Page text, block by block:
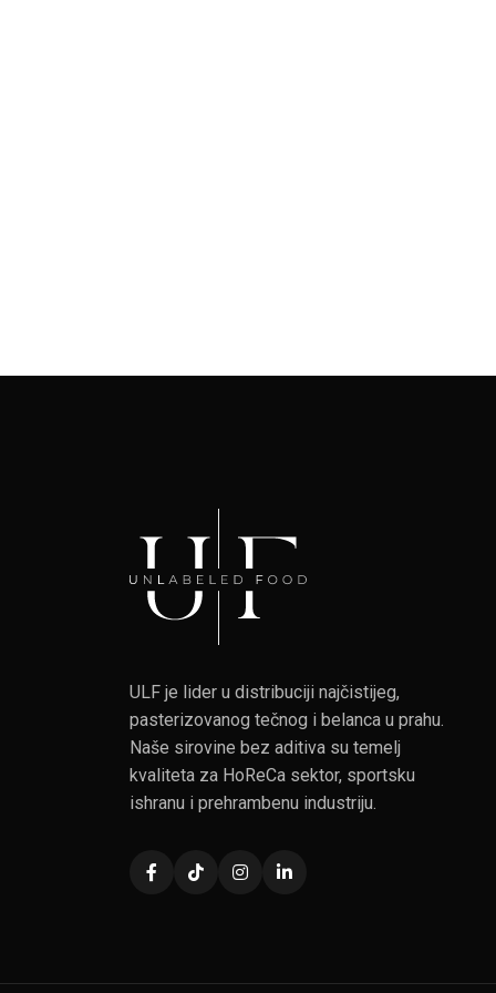
ULF je lider u distribuciji najčistijeg,
pasterizovanog tečnog i belanca u prahu.
Naše sirovine bez aditiva su temelj
kvaliteta za HoReCa sektor, sportsku
ishranu i prehrambenu industriju.